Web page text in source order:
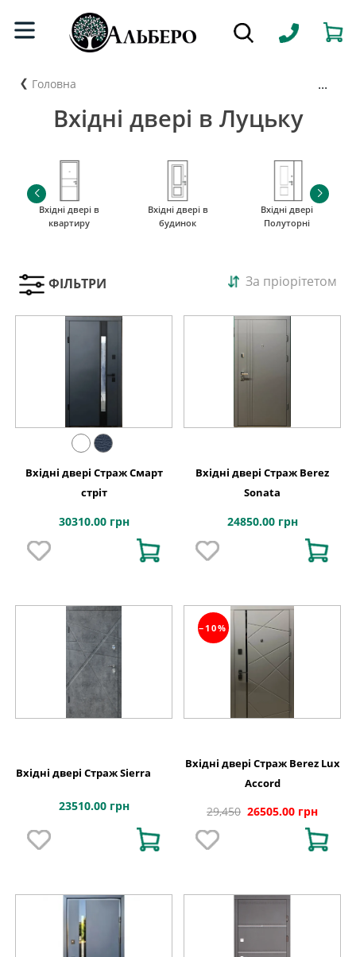
Головна ...
Вхідні двері в Луцьку
Вхідні двері в
квартиру
Вхідні двері в
будинок
Вхідні двері
Полуторні
ФІЛЬТРИ За пріорітетом
Вхідні двері Страж Смарт
стріт
30310.00 грн
Вхідні двері Страж Berez
Sonata
24850.00 грн
Вхідні двері Страж Sierra
23510.00 грн
−10%
Вхідні двері Страж Berez Lux
Accord
29,450 26505.00 грн